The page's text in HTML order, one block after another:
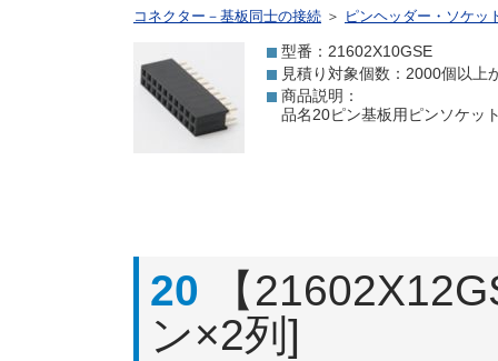
コネクター－基板同士の接続 ＞ ピンヘッダー・ソケッ
型番：21602X10GSE
見積り対象個数：2000個以上
商品説明：
品名20ピン基板用ピンソケッ
20
【
ン×2列]